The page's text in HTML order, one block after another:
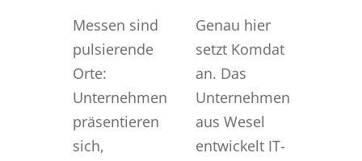
Messen sind
pulsierende
Orte:
Unternehmen
präsentieren
sich,
Genau hier
setzt Komdat
an. Das
Unternehmen
aus Wesel
entwickelt IT-